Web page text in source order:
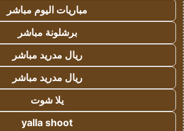
مباريات اليوم مباشر
برشلونة مباشر
ريال مدريد مباشر
ريال مدريد مباشر
يلا شوت
yalla shoot